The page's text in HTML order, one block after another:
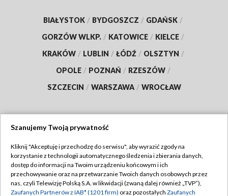
BIAŁYSTOK / BYDGOSZCZ / GDAŃSK /
GORZÓW WLKP. / KATOWICE / KIELCE /
KRAKÓW / LUBLIN / ŁÓDŹ / OLSZTYN /
OPOLE / POZNAŃ / RZESZÓW /
SZCZECIN / WARSZAWA / WROCŁAW
TVP
Abonament TVP
Emisja w TVP
Regulamin TVP
Polityka prywatności
Szanujemy Twoją prywatność
Kliknij "Akceptuję i przechodzę do serwisu", aby wyrazić zgody na
korzystanie z technologii automatycznego śledzenia i zbierania danych,
dostęp do informacji na Twoim urządzeniu końcowym i ich
przechowywanie oraz na przetwarzanie Twoich danych osobowych przez
nas, czyli Telewizję Polską S.A. w likwidacji (zwaną dalej również „TVP”),
Zaufanych Partnerów z IAB* (1201 firm) oraz pozostałych Zaufanych